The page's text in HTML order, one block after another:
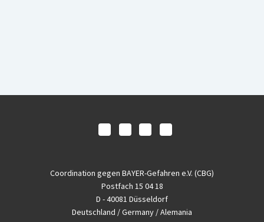
Coordination gegen BAYER-Gefahren e.V. (CBG)
Postfach 15 04 18
D - 40081 Düsseldorf
Deutschland / Germany / Alemania